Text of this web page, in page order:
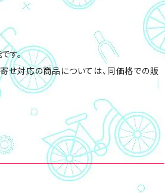
す。
せ対応の商品については、同価格での販